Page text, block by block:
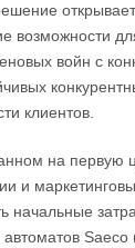
возможности
войн с
клиентов.
на первую
и
начальные
Saeco